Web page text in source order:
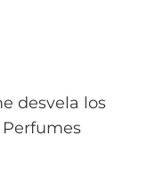
desvela los